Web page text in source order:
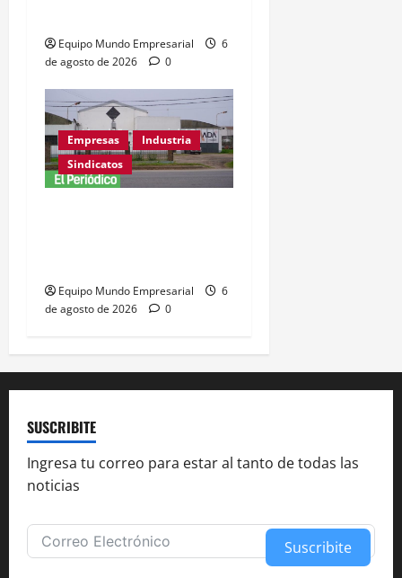
Equipo Mundo Empresarial
6
de agosto de 2026
0
Empresas
Industria
Sindicatos
Equipo Mundo Empresarial
6
de agosto de 2026
0
SUSCRIBITE
Ingresa tu correo para estar al tanto de todas las
noticias
Suscribite